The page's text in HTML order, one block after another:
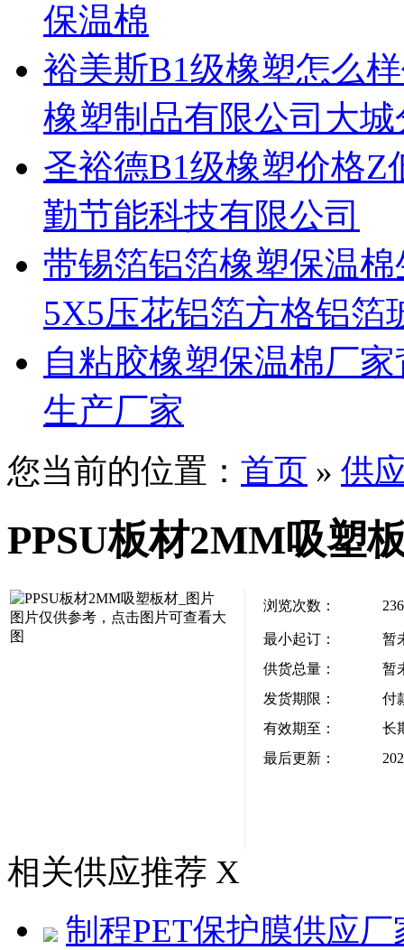
保温棉
裕美斯B1级橡塑怎么
橡塑制品有限公司大
圣裕德B1级橡塑价格Z
勤节能科技有限公司
带锡箔铝箔橡塑保温
5X5压花铝箔方格铝箔
自粘胶橡塑保温棉厂
生产厂家
您当前的位置： 首页 » 供
PPSU板材2MM吸塑
图片仅供参考，点击图片可查看大
图
浏览次数： 236
最小起订：
暂
供货总量：
暂
发货期限：
付
有效期至：
长
最后更新：
相关供应推荐 X
制程PET保护膜供应厂